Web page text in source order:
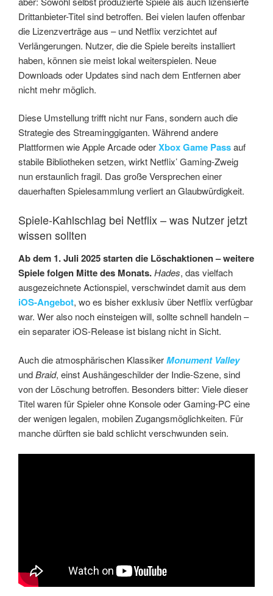
Drittanbieter-Titel sind betroffen. Bei vielen laufen offenbar
die Lizenzverträge aus – und Netflix verzichtet auf
Verlängerungen. Nutzer, die die Spiele bereits installiert
haben, können sie meist lokal weiterspielen. Neue
Downloads oder Updates sind nach dem Entfernen aber
nicht mehr möglich.
Diese Umstellung trifft nicht nur Fans, sondern auch die
Strategie des Streaminggiganten. Während andere
Plattformen wie Apple Arcade oderXbox Game Passauf
stabile Bibliotheken setzen, wirkt Netflix’ Gaming-Zweig
nun erstaunlich fragil. Das große Versprechen einer
dauerhaften Spielesammlung verliert an Glaubwürdigkeit.
Spiele-Kahlschlag bei Netflix – was Nutzer jetzt
wissen sollten
Ab dem 1. Juli 2025 starten die Löschaktionen – weitere
Spiele folgen Mitte des Monats.Hades, das vielfach
ausgezeichnete Actionspiel, verschwindet damit aus dem
iOS-Angebot, wo es bisher exklusiv über Netflix verfügbar
war. Wer also noch einsteigen will, sollte schnell handeln –
ein separater iOS-Release ist bislang nicht in Sicht.
Auch die atmosphärischen KlassikerMonument Valley
undBraid, einst Aushängeschilder der Indie-Szene, sind
von der Löschung betroffen. Besonders bitter: Viele dieser
Titel waren für Spieler ohne Konsole oder Gaming-PC eine
der wenigen legalen, mobilen Zugangsmöglichkeiten. Für
manche dürften sie bald schlicht verschwunden sein.